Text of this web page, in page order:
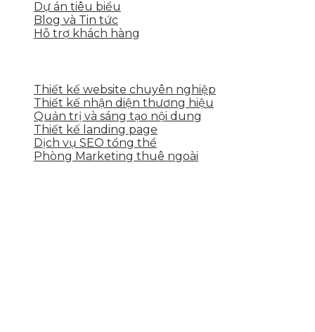
Dự án tiêu biểu
Blog và Tin tức
Hỗ trợ khách hàng
Thiết kế website chuyên nghiệp
Thiết kế nhận diện thương hiệu
Quản trị và sáng tạo nội dung
Thiết kế landing page
Dịch vụ SEO tổng thể
Phòng Marketing thuê ngoài